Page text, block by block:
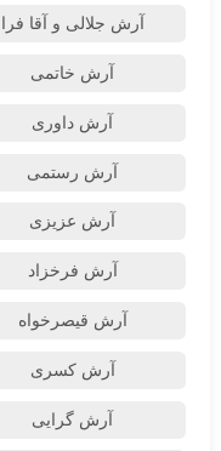
آرش جلالی و آقا فرا
آرش خاتمی
آرش داوری
آرش رستمى
آرش عزیزی
آرش فرخزاد
آرش قیصرخواه
آرش کسری
آرش گرایی